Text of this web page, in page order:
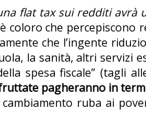
flat tax sui redditi avrà
coloro che
che l’ingente
la sanità, altri servizi
spesa fiscale” (tagli
pagheranno in
ruba ai